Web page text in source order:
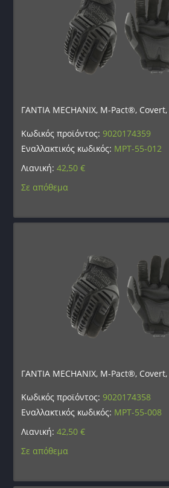
ΓΑΝΤΙΑ MECHANIX, M-Pact®, Covert,
Κωδικός προϊόντος:9020174359
Εναλλακτικός κωδικός: MPT-55-012
Λιανική:42,50€
Σε απόθεμα
ΓΑΝΤΙΑ MECHANIX, M-Pact®, Covert,
Κωδικός προϊόντος:9020174358
Εναλλακτικός κωδικός: MPT-55-008
Λιανική:42,50€
Σε απόθεμα